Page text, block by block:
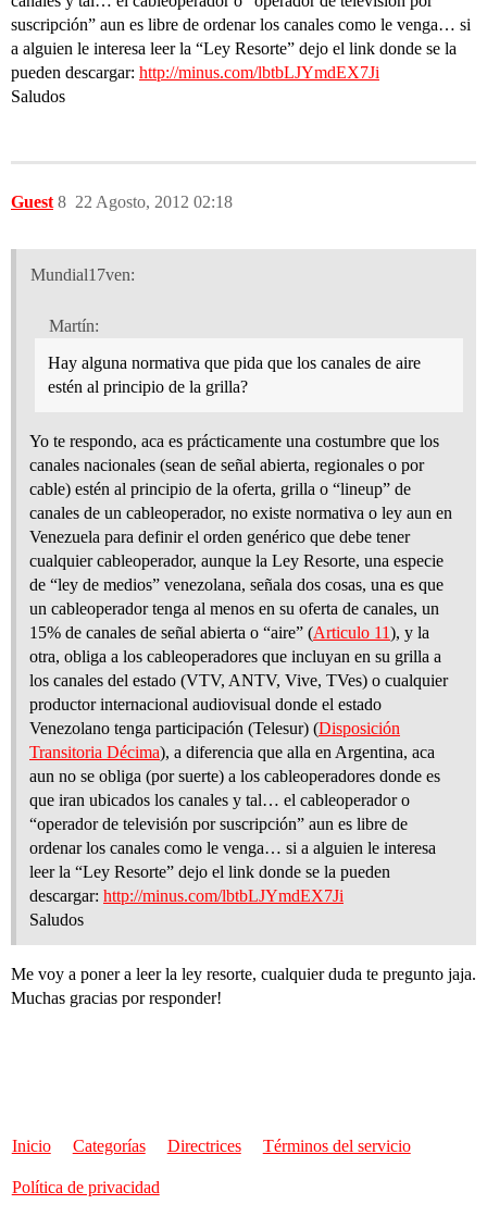
suscripción” aun es libre de ordenar los canales como le venga… si
a alguien le interesa leer la “Ley Resorte” dejo el link donde se la
pueden descargar: http://minus.com/lbtbLJYmdEX7Ji
Saludos
Guest 22 Agosto, 2012 02:18
8
Mundial17ven:
Martín:
Hay alguna normativa que pida que los canales de aire
estén al principio de la grilla?
Yo te respondo, aca es prácticamente una costumbre que los
canales nacionales (sean de señal abierta, regionales o por
cable) estén al principio de la oferta, grilla o “lineup” de
canales de un cableoperador, no existe normativa o ley aun en
Venezuela para definir el orden genérico que debe tener
cualquier cableoperador, aunque la Ley Resorte, una especie
de “ley de medios” venezolana, señala dos cosas, una es que
un cableoperador tenga al menos en su oferta de canales, un
15% de canales de señal abierta o “aire” (Articulo 11), y la
otra, obliga a los cableoperadores que incluyan en su grilla a
los canales del estado (VTV, ANTV, Vive, TVes) o cualquier
productor internacional audiovisual donde el estado
Venezolano tenga participación (Telesur) (Disposición
Transitoria Décima), a diferencia que alla en Argentina, aca
aun no se obliga (por suerte) a los cableoperadores donde es
que iran ubicados los canales y tal… el cableoperador o
“operador de televisión por suscripción” aun es libre de
ordenar los canales como le venga… si a alguien le interesa
leer la “Ley Resorte” dejo el link donde se la pueden
descargar: http://minus.com/lbtbLJYmdEX7Ji
Saludos
Me voy a poner a leer la ley resorte, cualquier duda te pregunto jaja.
Muchas gracias por responder!
Inicio Categorías Directrices Términos del servicio
Política de privacidad